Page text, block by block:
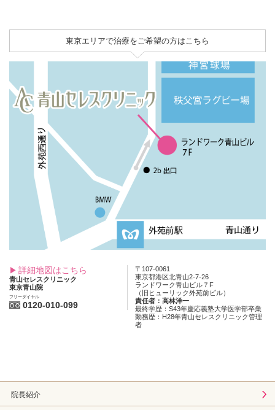
東京エリアで治療をご希望の方はこちら
詳細地図はこちら
青山セレスクリニック
東京青山院
フリーダイヤル
0120-010-099
〒107-0061
東京都港区北青山2-7-26
ランドワーク青山ビル７F
（旧ヒューリック外苑前ビル）
責任者：高林洋一
最終学歴：S43年慶応義塾大学医学部卒業
勤務歴：H28年青山セレスクリニック管理
者
院長紹介